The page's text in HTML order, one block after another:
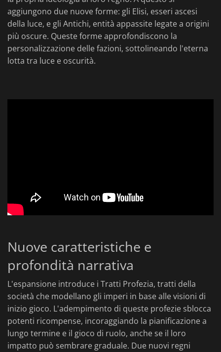
aggiungono due nuove forme: gli Elisi, esseri ascesi
della luce, e gli Antichi, entità appassite legate a origini
più oscure. Queste forme approfondiscono la
personalizzazione delle fazioni, sottolineando l'eterna
lotta tra luce e oscurità.
Nuove caratteristiche e
profondità narrativa
L'espansione introduce i Tratti Profezia, tratti della
società che modellano gli imperi in base alle visioni di
inizio gioco. L'adempimento di queste profezie sblocca
potenti ricompense, incoraggiando la pianificazione a
lungo termine e il gioco di ruolo, anche se il loro
impatto può sembrare graduale. Due nuovi regni